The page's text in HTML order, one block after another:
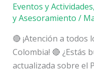
Eventos y Actividades,
y Asesoramiento /
🔴 ¡Atención a
Colombia! 🔴 ¿Estás
actualizada sobre el
Protección
Temporal